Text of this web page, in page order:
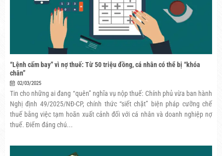
“Lệnh cấm bay” vì nợ thuế: Từ 50 triệu đồng, cá nhân có thể bị “khóa
chân”
02/03/2025
Tin cho những ai đang “quên” nghĩa vụ nộp thuế: Chính phủ vừa ban hành
Nghị định 49/2025/NĐ-CP, chính thức “siết chặt” biện pháp cưỡng chế
thuế bằng việc tạm hoãn xuất cảnh đối với cá nhân và doanh nghiệp nợ
thuế. Điểm đáng chú...